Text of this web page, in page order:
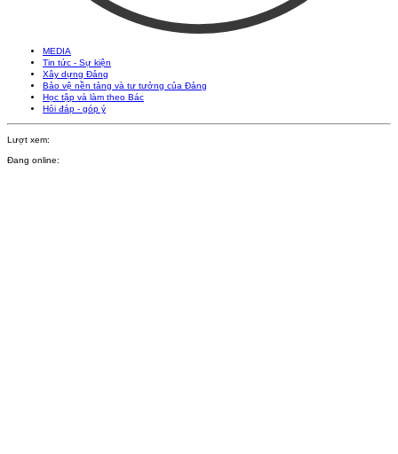
MEDIA
Tin tức - Sự kiện
Xây dựng Đảng
Bảo vệ nền tảng và tư tưởng của Đảng
Học tập và làm theo Bác
Hỏi đáp - góp ý
Lượt xem:
Đang online: